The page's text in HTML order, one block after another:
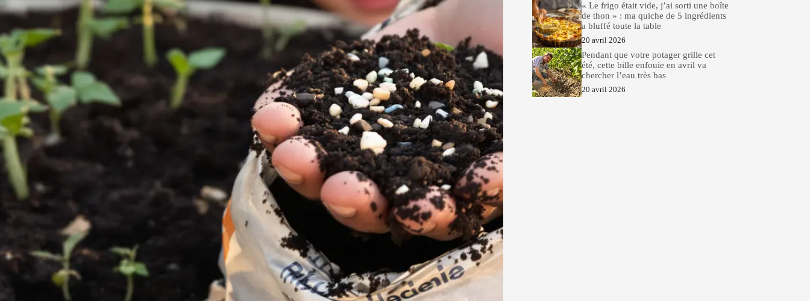
« Le frigo était vide, j’ai sorti une boîte
de thon » : ma quiche de 5 ingrédients
a bluffé toute la table
20 avril 2026
Pendant que votre potager grille cet
été, cette bille enfouie en avril va
chercher l’eau très bas
20 avril 2026